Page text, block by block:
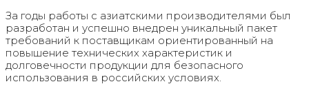
За годы работы с азиатскими производителями был
разработан и успешно внедрен уникальный пакет
требований к поставщикам ориентированный на
повышение технических характеристик и
долговечности продукции для безопасного
использования в российских условиях.